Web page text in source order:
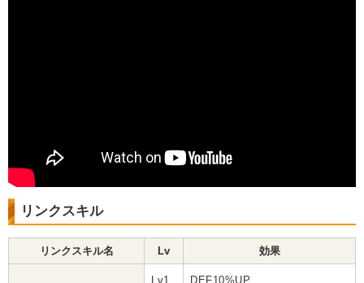
リンクスキル
リンクスキル名 Lv 効果
Lv1 DEF10%UP